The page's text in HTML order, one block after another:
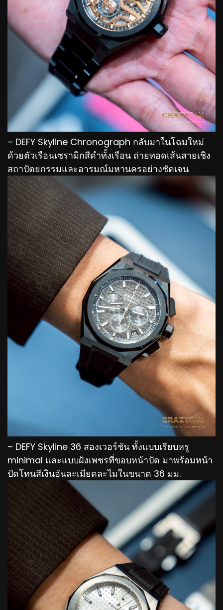
– DEFY Skyline Chronograph กลับมาในโฉมใหม่
ด้วยตัวเรือนเซรามิกสีดำทั้งเรือน ถ่ายทอดเส้นสายเชิง
สถาปัตยกรรมและอารมณ์มหานครอย่างชัดเจน
– DEFY Skyline 36 สองเวอร์ชัน ทั้งแบบเรียบหรู
minimal และแบบฝังเพชรที่ขอบหน้าปัด มาพร้อมหน้า
ปัดโทนสีเงินอันละเมียดละไมในขนาด 36 มม.